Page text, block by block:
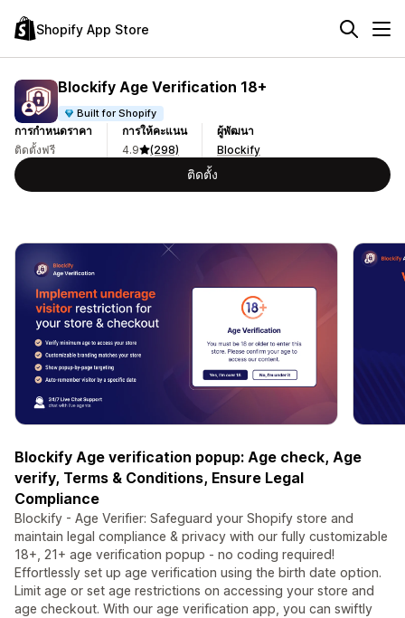
Shopify App Store
Blockify Age Verification 18+
Built for Shopify
การกำหนดราคา
ติดตั้งฟรี
การให้คะแนน
4.9
(298)
ผู้พัฒนา
Blockify
ติดตั้ง
Blockify Age verification popup: Age check, Age
verify, Terms & Conditions, Ensure Legal
Compliance
Blockify - Age Verifier: Safeguard your Shopify store and
maintain legal compliance & privacy with our fully customizable
18+, 21+ age verification popup - no coding required!
Effortlessly set up age verification using the birth date option.
Limit age or set age restrictions on accessing your store and
age checkout. With our age verification app, you can swiftly